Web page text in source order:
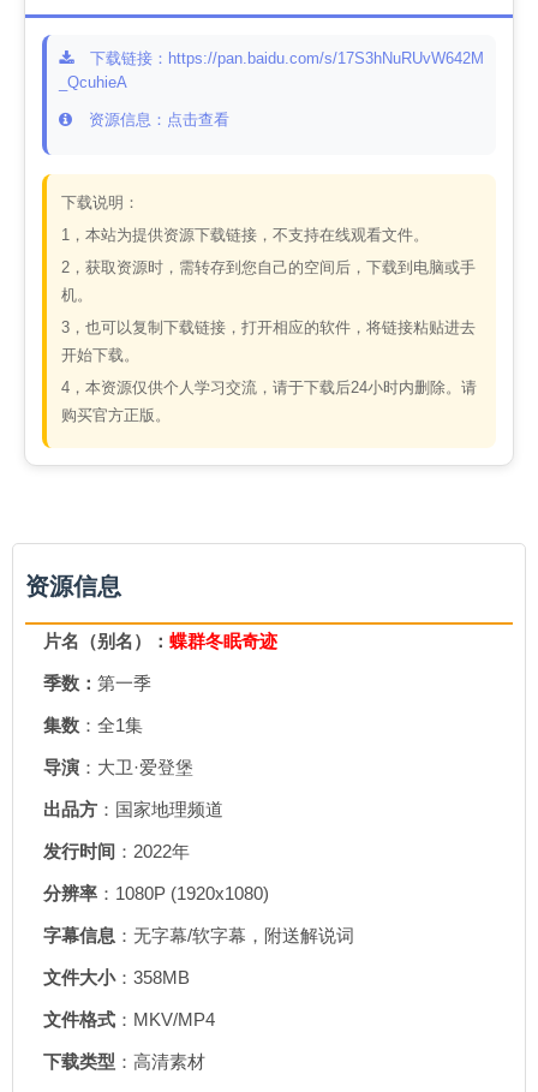
下载链接：https://pan.baidu.com/s/17S3hNuRUvW642M
_QcuhieA
资源信息：点击查看
下载说明：
1，本站为提供资源下载链接，不支持在线观看文件。
2，获取资源时，需转存到您自己的空间后，下载到电脑或手
机。
3，也可以复制下载链接，打开相应的软件，将链接粘贴进去
开始下载。
4，本资源仅供个人学习交流，请于下载后24小时内删除。请
购买官方正版。
资源信息
片名（别名）： 蝶群冬眠奇迹
季数： 第一季
集数 ：全1集
导演 ：大卫·爱登堡
出品方 ：国家地理频道
发行时间 ：2022年
分辨率 ：1080P (1920x1080)
字幕信息 ：无字幕/软字幕，附送解说词
文件大小：358MB
文件格式 ：MKV/MP4
下载类型 ：高清素材